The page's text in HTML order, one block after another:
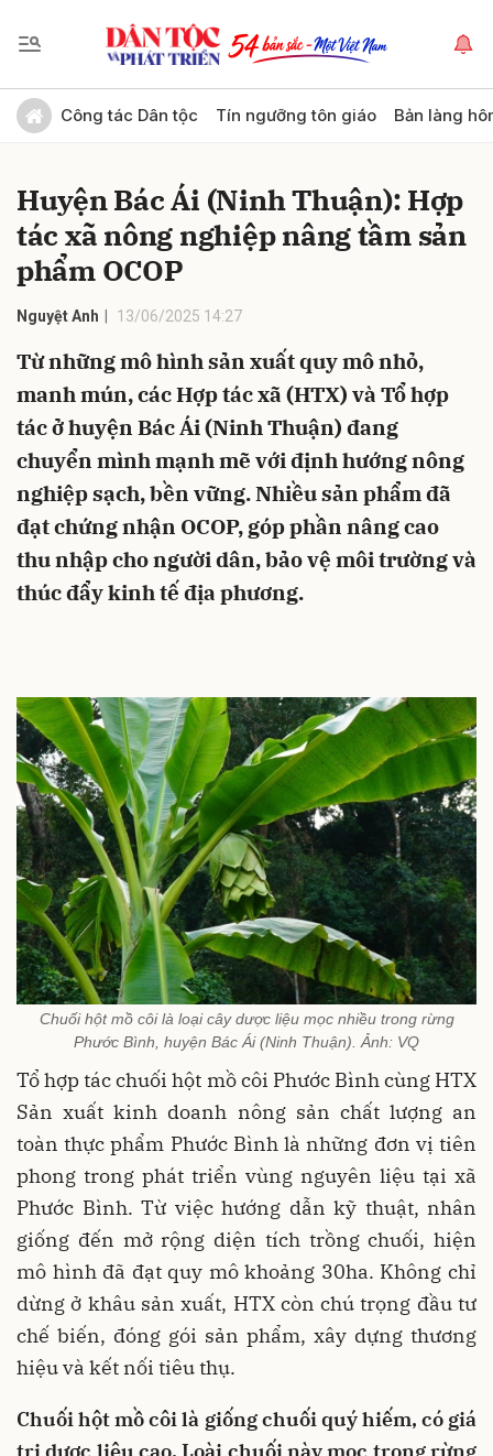
Công tác Dân tộc Tín ngưỡng tôn giáo Bản làng
Huyện Bác Ái (Ninh Thuận): Hợp
tác xã nông nghiệp nâng tầm sản
phẩm OCOP
Nguyệt Anh 13/06/2025 14:27
Từ những mô hình sản xuất quy mô nhỏ,
manh mún, các Hợp tác xã (HTX) và Tổ hợp
tác ở huyện Bác Ái (Ninh Thuận) đang
chuyển mình mạnh mẽ với định hướng nông
nghiệp sạch, bền vững. Nhiều sản phẩm đã
đạt chứng nhận OCOP, góp phần nâng cao
thu nhập cho người dân, bảo vệ môi trường và
thúc đẩy kinh tế địa phương.
Chuối hột mồ côi là loại cây dược liệu mọc nhiều trong rừng
Phước Bình, huyện Bác Ái (Ninh Thuận). Ảnh: VQ
Tổ hợp tác chuối hột mồ côi Phước Bình cùng HTX
Sản xuất kinh doanh nông sản chất lượng an
toàn thực phẩm Phước Bình là những đơn vị tiên
phong trong phát triển vùng nguyên liệu tại xã
Phước Bình. Từ việc hướng dẫn kỹ thuật, nhân
giống đến mở rộng diện tích trồng chuối, hiện
mô hình đã đạt quy mô khoảng 30ha. Không chỉ
dừng ở khâu sản xuất, HTX còn chú trọng đầu tư
chế biến, đóng gói sản phẩm, xây dựng thương
hiệu và kết nối tiêu thụ.
Chuối hột mồ côi là giống chuối quý hiếm, có giá
Gửi bình luận